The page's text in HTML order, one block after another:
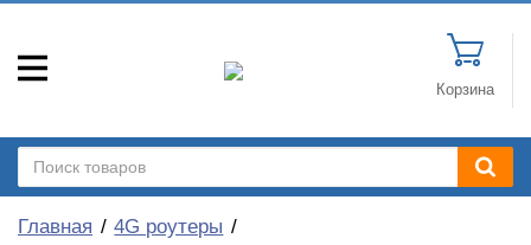
Корзина
Главная
4G роутеры